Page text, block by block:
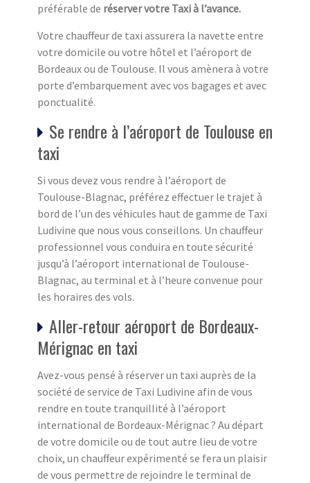
préférable de réserver votre Taxi à l’avance.
Votre chauffeur de taxi assurera la navette entre
votre domicile ou votre hôtel et l’aéroport de
Bordeaux ou de Toulouse. Il vous amènera à votre
porte d’embarquement avec vos bagages et avec
ponctualité.
Se rendre à l’aéroport de Toulouse en
taxi
Si vous devez vous rendre à l’aéroport de
Toulouse-Blagnac, préférez effectuer le trajet à
bord de l’un des véhicules haut de gamme de Taxi
Ludivine que nous vous conseillons. Un chauffeur
professionnel vous conduira en toute sécurité
jusqu’à l’aéroport international de Toulouse-
Blagnac, au terminal et à l’heure convenue pour
les horaires des vols.
Aller-retour aéroport de Bordeaux-
Mérignac en taxi
Avez-vous pensé à réserver un taxi auprès de la
société de service de Taxi Ludivine afin de vous
rendre en toute tranquillité à l’aéroport
international de Bordeaux-Mérignac ? Au départ
de votre domicile ou de tout autre lieu de votre
choix, un chauffeur expérimenté se fera un plaisir
de vous permettre de rejoindre le terminal de